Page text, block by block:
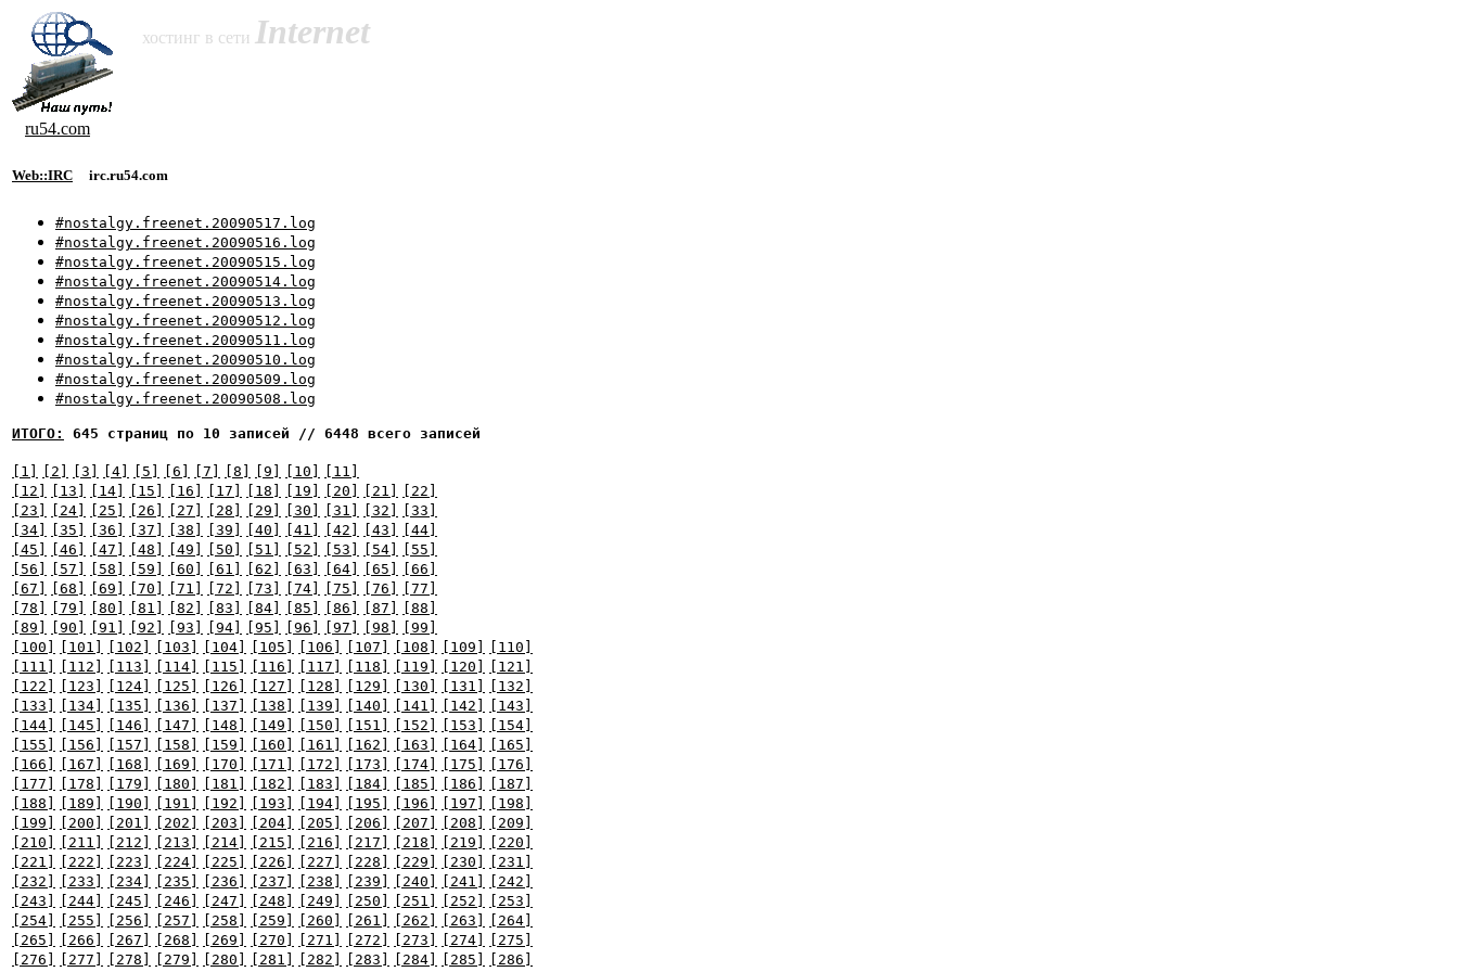
хостинг в сети Internet
ru54.com
Web::IRC irc.ru54.com
#nostalgy.freenet.20090517.log
#nostalgy.freenet.20090516.log
#nostalgy.freenet.20090515.log
#nostalgy.freenet.20090514.log
#nostalgy.freenet.20090513.log
#nostalgy.freenet.20090512.log
#nostalgy.freenet.20090511.log
#nostalgy.freenet.20090510.log
#nostalgy.freenet.20090509.log
#nostalgy.freenet.20090508.log
ИТОГО: 645 страниц по 10 записей // 6448 всего записей
[1] [2] [3] [4] [5] [6] [7] [8] [9] [10]
[11]
[12]
[13] [14] [15] [16] [17] [18] [19] [20] [21]
[22]
[23]
[24] [25] [26] [27] [28] [29] [30] [31] [32]
[33]
[34]
[35] [36] [37] [38] [39] [40] [41] [42] [43]
[44]
[45]
[46] [47] [48] [49] [50] [51] [52] [53] [54]
[55]
[56]
[57] [58] [59] [60] [61] [62] [63] [64] [65]
[66]
[67]
[68] [69] [70] [71] [72] [73] [74] [75] [76]
[77]
[78]
[79] [80] [81] [82] [83] [84] [85] [86] [87]
[88]
[89]
[90] [91] [92] [93] [94] [95] [96] [97] [98]
[99]
[100]
[101] [102] [103] [104] [105] [106] [107] [108] [109]
[110]
[111]
[112] [113] [114] [115] [116] [117] [118] [119] [120]
[121]
[122]
[123] [124] [125] [126] [127] [128] [129] [130] [131]
[132]
[133]
[134] [135] [136] [137] [138] [139] [140] [141] [142]
[143]
[144]
[145] [146] [147] [148] [149] [150] [151] [152] [153]
[154]
[155]
[156] [157] [158] [159] [160] [161] [162] [163] [164]
[165]
[166]
[167] [168] [169] [170] [171] [172] [173] [174] [175]
[176]
[177]
[178] [179] [180] [181] [182] [183] [184] [185] [186]
[187]
[188]
[189] [190] [191] [192] [193] [194] [195] [196] [197]
[198]
[199]
[200] [201] [202] [203] [204] [205] [206] [207] [208]
[209]
[210]
[211] [212] [213] [214] [215] [216] [217] [218] [219]
[220]
[221]
[222] [223] [224] [225] [226] [227] [228] [229] [230]
[231]
[232]
[233] [234] [235] [236] [237] [238] [239] [240] [241]
[242]
[243]
[244] [245] [246] [247] [248] [249] [250] [251] [252]
[253]
[254]
[255] [256] [257] [258] [259] [260] [261] [262] [263]
[264]
[265]
[266] [267] [268] [269] [270] [271] [272] [273] [274]
[275]
[276]
[277] [278] [279] [280] [281] [282] [283] [284] [285]
[286]